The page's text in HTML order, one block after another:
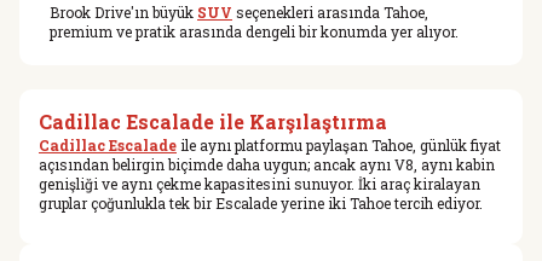
Brook Drive'ın büyük SUV seçenekleri arasında Tahoe,
premium ve pratik arasında dengeli bir konumda yer alıyor.
Cadillac Escalade ile Karşılaştırma
Cadillac Escalade ile aynı platformu paylaşan Tahoe, günlük fiyat
açısından belirgin biçimde daha uygun; ancak aynı V8, aynı kabin
genişliği ve aynı çekme kapasitesini sunuyor. İki araç kiralayan
gruplar çoğunlukla tek bir Escalade yerine iki Tahoe tercih ediyor.